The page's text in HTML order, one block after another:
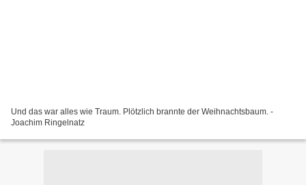
Und das war alles wie Traum. Plötzlich brannte der Weihnachtsbaum. -
Joachim Ringelnatz